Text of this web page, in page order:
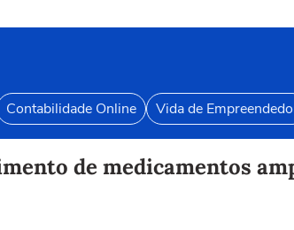
Contabilidade Online Vida de
de medicamentos